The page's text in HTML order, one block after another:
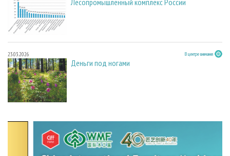
23.03.2026 В центре внимания
Деньги под ногами